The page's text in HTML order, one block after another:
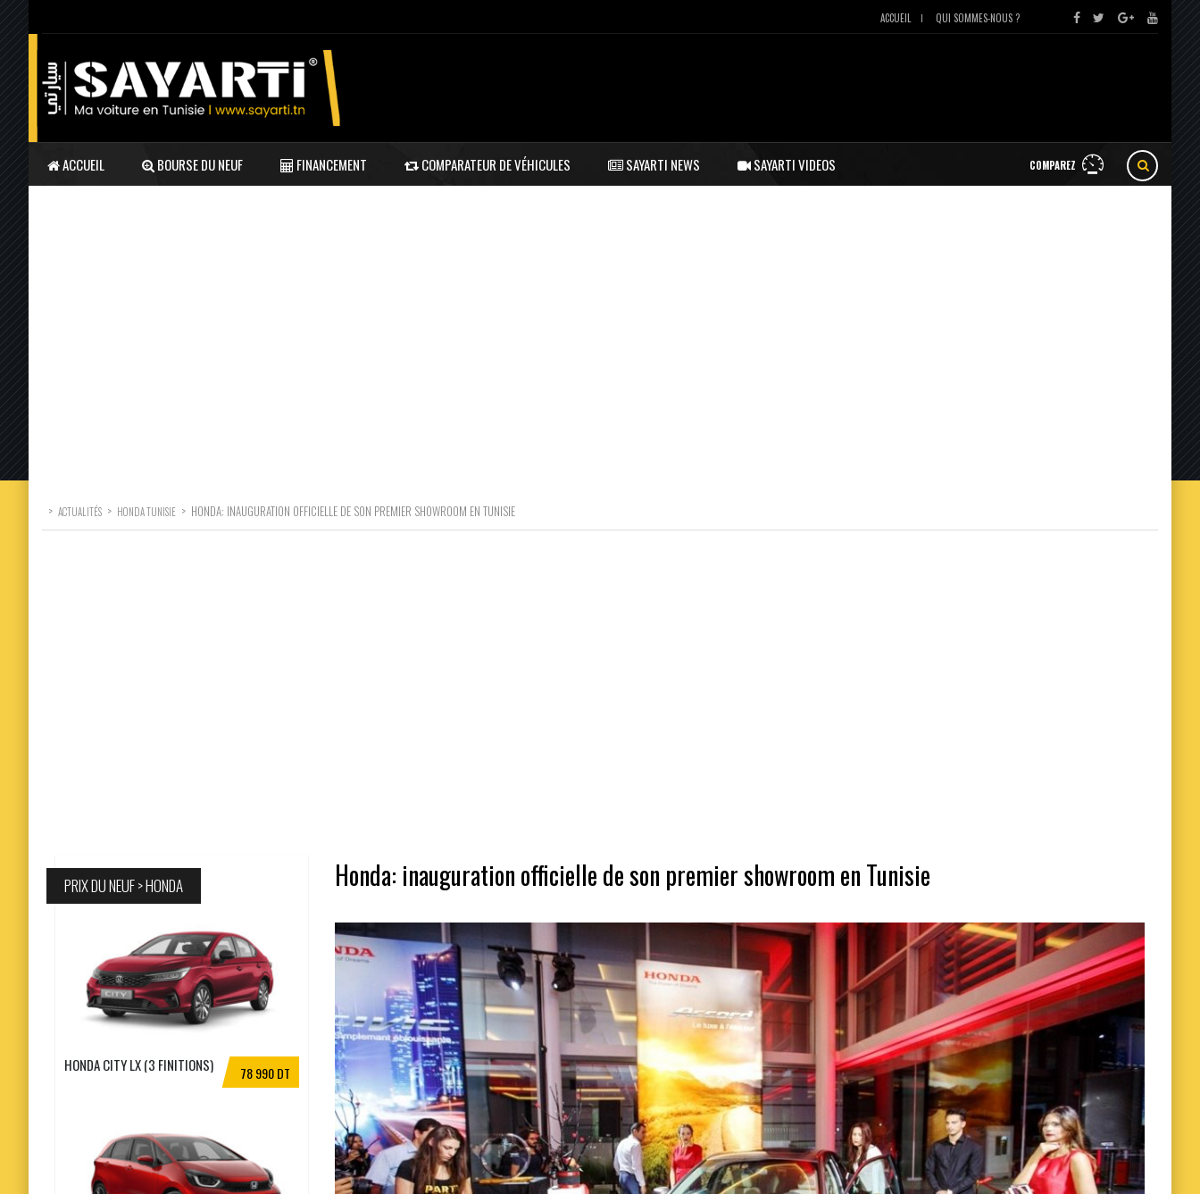
ACCUEIL QUI SOMMES-NOUS ?
COMPAREZ
ACCUEIL BOURSE DU NEUF FINANCEMENT COMPARATEUR DE VÉHICULES SAYARTI NEWS SAYARTI VIDEOS
> ACTUALITÉS > HONDA TUNISIE > HONDA: INAUGURATION OFFICIELLE DE SON PREMIER SHOWROOM EN TUNISIE
Honda: inauguration officielle de son premier showroom en Tunisie
PRIX DU NEUF > HONDA
78 990 DT
HONDA CITY LX (3 FINITIONS)